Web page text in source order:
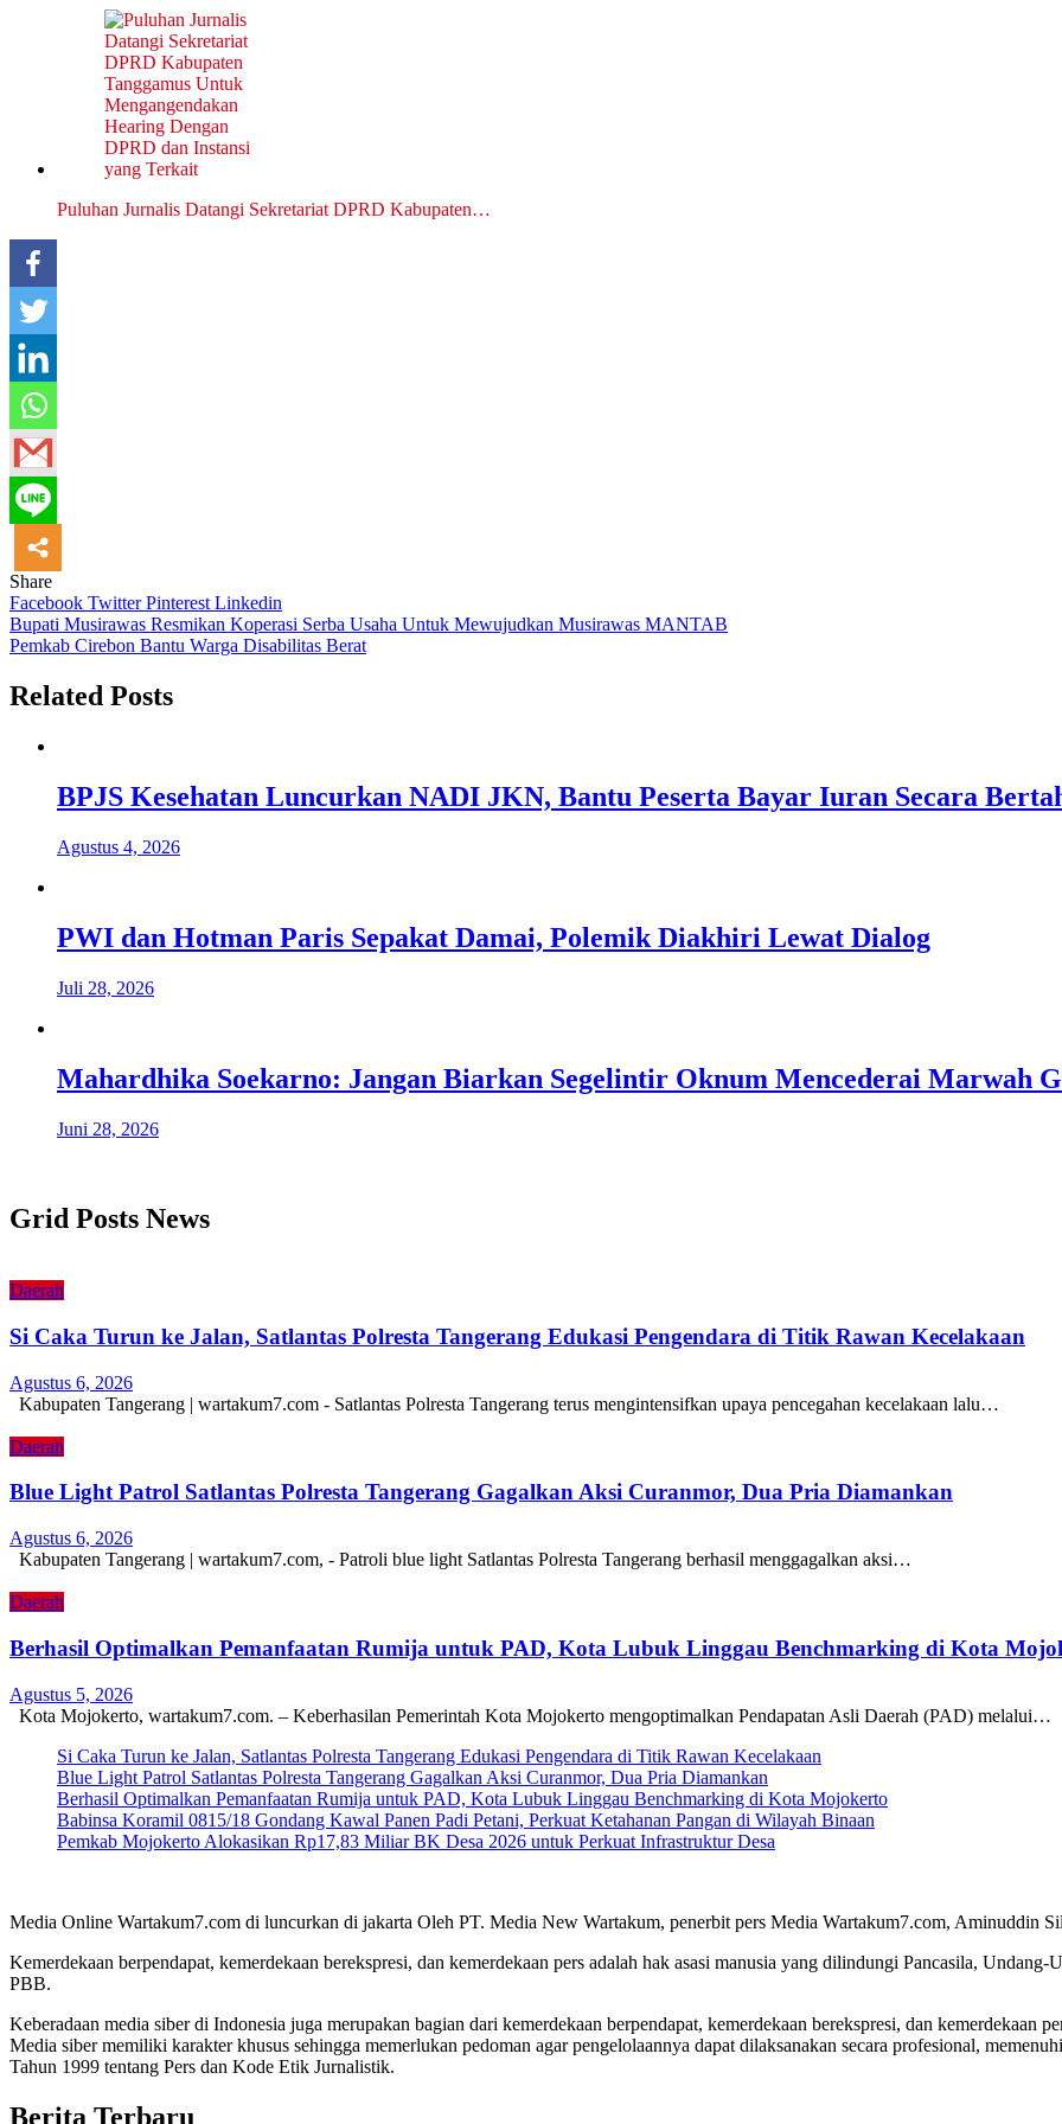
Puluhan Jurnalis Datangi Sekretariat DPRD Kabupaten…
Share
Facebook TwitterPinterest Linkedin
Navigasi
pos
Bupati Musirawas Resmikan Koperasi Serba Usaha Untuk Mewujudkan Musirawas MANTAB
Pemkab Cirebon Bantu Warga Disabilitas Berat
Related Posts
BPJS Kesehatan Luncurkan NADI JKN, Bantu Peserta Bayar Iuran Secara
Agustus 4, 2026
PWI dan Hotman Paris Sepakat Damai, Polemik Diakhiri Lewat Dialog
Juli 28, 2026
Mahardhika Soekarno: Jangan Biarkan Segelintir Oknum Mencederai Marwah
Juni 28, 2026
Grid Posts News
Daerah
Si Caka Turun ke Jalan, Satlantas Polresta Tangerang Edukasi Pengendara di Titik Rawan Kecelakaan
Agustus 6, 2026
Kabupaten Tangerang | wartakum7.com - Satlantas Polresta Tangerang terus mengintensifkan upaya pencegahan kecelakaan lalu…
Daerah
Blue Light Patrol Satlantas Polresta Tangerang Gagalkan Aksi Curanmor, Dua Pria Diamankan
Agustus 6, 2026
Kabupaten Tangerang | wartakum7.com, - Patroli blue light Satlantas Polresta Tangerang berhasil menggagalkan aksi…
Daerah
Berhasil Optimalkan Pemanfaatan Rumija untuk PAD, Kota Lubuk Linggau Benchmarking di Kota
Agustus 5, 2026
Kota Mojokerto, wartakum7.com. – Keberhasilan Pemerintah Kota Mojokerto mengoptimalkan Pendapatan Asli Daerah (PAD) melalui…
Si Caka Turun ke Jalan, Satlantas Polresta Tangerang Edukasi Pengendara di Titik Rawan Kecelakaan
Blue Light Patrol Satlantas Polresta Tangerang Gagalkan Aksi Curanmor, Dua Pria Diamankan
Berhasil Optimalkan Pemanfaatan Rumija untuk PAD, Kota Lubuk Linggau Benchmarking di Kota Mojokerto
Babinsa Koramil 0815/18 Gondang Kawal Panen Padi Petani, Perkuat Ketahanan Pangan di Wilayah Binaan
Pemkab Mojokerto Alokasikan Rp17,83 Miliar BK Desa 2026 untuk Perkuat Infrastruktur Desa
Media Online Wartakum7.com di luncurkan di jakarta Oleh PT. Media New Wartakum, penerbit pers Media Wartakum7.com, Aminuddin
Kemerdekaan berpendapat, kemerdekaan berekspresi, dan kemerdekaan pers adalah hak asasi manusia yang dilindungi Pancasila,
PBB.
Keberadaan media siber di Indonesia juga merupakan bagian dari kemerdekaan berpendapat, kemerdekaan berekspresi, dan kemerdekaan
Media siber memiliki karakter khusus sehingga memerlukan pedoman agar pengelolaannya dapat dilaksanakan secara profesional,
Tahun 1999 tentang Pers dan Kode Etik Jurnalistik.
Berita Terbaru